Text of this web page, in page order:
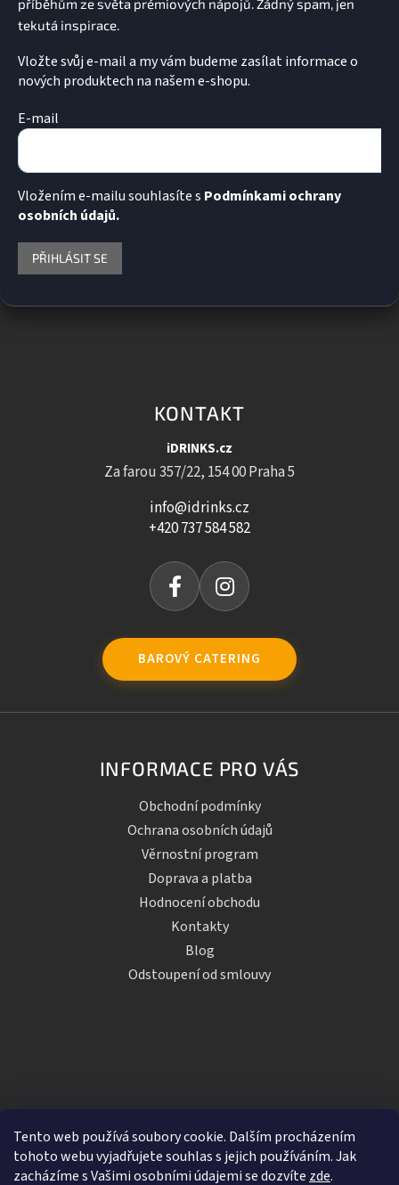
Tento web používá soubory cookie. Dalším procházením
tohoto webu vyjadřujete souhlas s jejich používáním. Jak
zacházíme s Vašimi osobními údajemi se dozvíte zde.
Vložte svůj e-mail a my vám budeme zasílat informace o
nových produktech na našem e-shopu.
E-mail
Vložením e-mailu souhlasíte s Podmínkami ochrany
osobních údajů.
PŘIHLÁSIT SE
KONTAKT
iDRINKS.cz
Za farou 357/22, 154 00 Praha 5
info@idrinks.cz
+420 737 584 582
BAROVÝ CATERING
INFORMACE PRO VÁS
Obchodní podmínky
Ochrana osobních údajů
Věrnostní program
Doprava a platba
Hodnocení obchodu
Kontakty
Blog
Odstoupení od smlouvy
Vytvořil Shoptet